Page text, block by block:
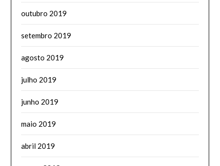
outubro 2019
setembro 2019
agosto 2019
julho 2019
junho 2019
maio 2019
abril 2019